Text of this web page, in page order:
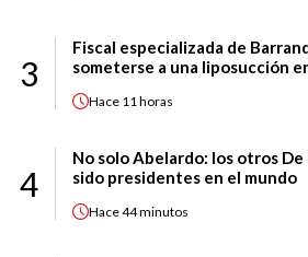
3
Fiscal especializada de
someterse a una liposucción
Hace 11 horas
4
No solo Abelardo: los otros De
sido presidentes en el mundo
Hace44 minutos